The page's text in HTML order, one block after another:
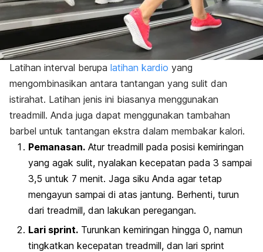
Latihan interval berupa latihan kardio yang
mengombinasikan antara tantangan yang sulit dan
istirahat. Latihan jenis ini biasanya menggunakan
treadmill. Anda juga dapat menggunakan tambahan
barbel untuk tantangan ekstra dalam membakar kalori.
Pemanasan. Atur treadmill pada posisi kemiringan
yang agak sulit, nyalakan kecepatan pada 3 sampai
3,5 untuk 7 menit. Jaga siku Anda agar tetap
mengayun sampai di atas jantung. Berhenti, turun
dari treadmill, dan lakukan peregangan.
Lari sprint. Turunkan kemiringan hingga 0, namun
tingkatkan kecepatan treadmill, dan lari sprint